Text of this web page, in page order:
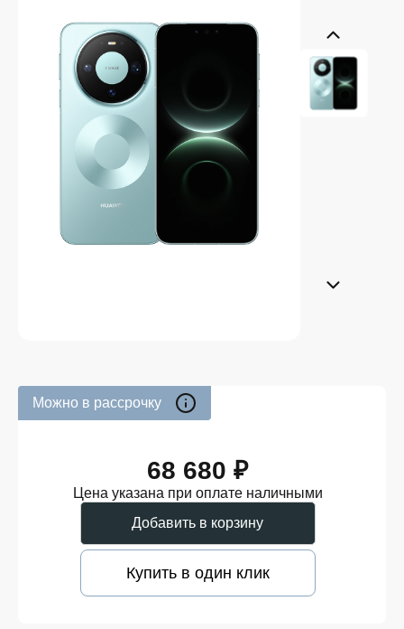
Можно в рассрочку
68 680 ₽
Цена указана при оплате наличными
Добавить в корзину
Купить в один клик